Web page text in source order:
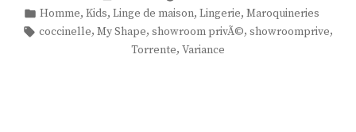
u
g
o
c
par
Publié
dans
Homme, Kids, Linge de maison, Lingerie, Maroquineries
Étiquettes :
coccinelle, My Shape, showroom privÃ©, showroomprive,
Torrente, Variance